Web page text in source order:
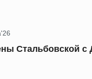
Стальбовской с